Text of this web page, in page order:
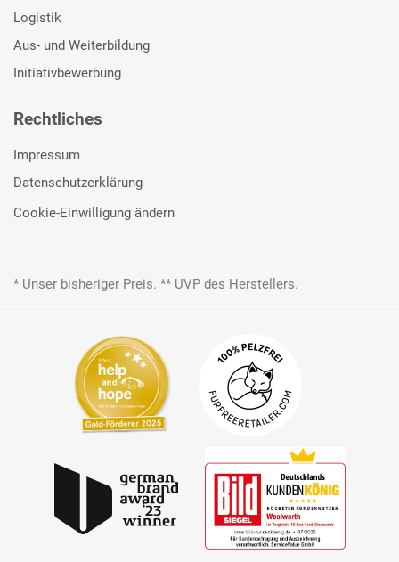
Logistik
Aus- und Weiterbildung
Initiativbewerbung
Rechtliches
Impressum
Datenschutzerklärung
Cookie-Einwilligung ändern
* Unser bisheriger Preis. ** UVP des Herstellers.